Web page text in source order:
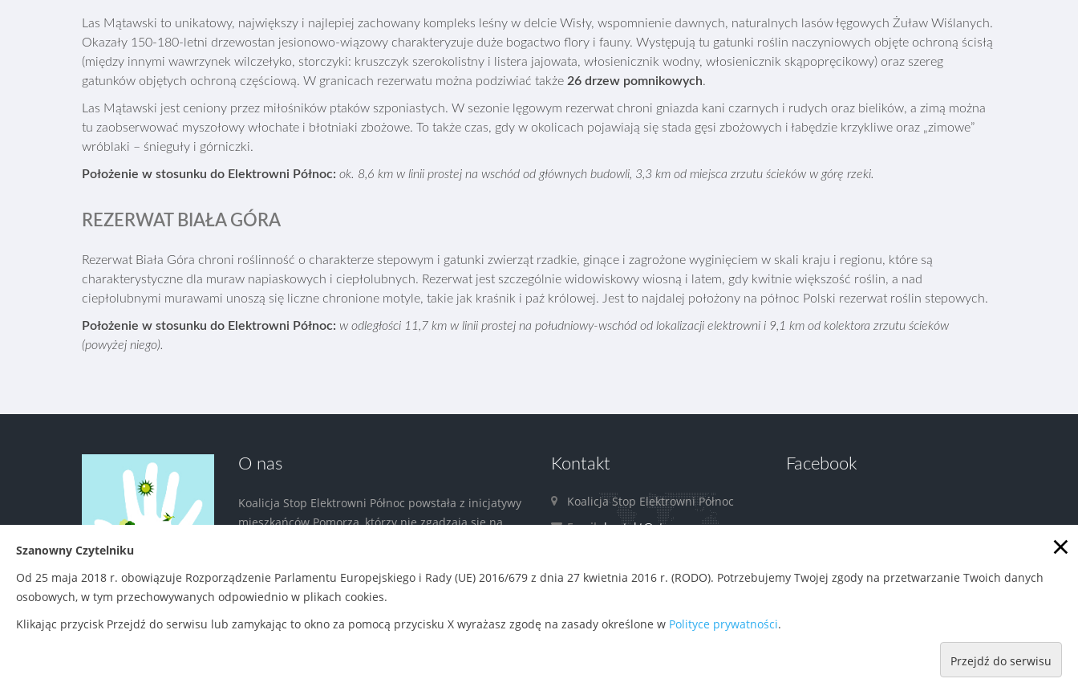
Las Mątawski to unikatowy, największy i najlepiej zachowany kompleks leśny w delcie Wisły, wspomnienie dawnych, naturalnych lasów łęgowych Żuław Wiślanych.
Okazały 150-180-letni drzewostan jesionowo-wiązowy charakteryzuje duże bogactwo flory i fauny. Występują tu gatunki roślin naczyniowych objęte ochroną ścisłą
(między innymi wawrzynek wilczełyko, storczyki: kruszczyk szerokolistny i listera jajowata, włosienicznik wodny, włosienicznik skąpopręcikowy) oraz szereg
gatunków objętych ochroną częściową. W granicach rezerwatu można podziwiać także 26 drzew pomnikowych.
Las Mątawski jest ceniony przez miłośników ptaków szponiastych. W sezonie lęgowym rezerwat chroni gniazda kani czarnych i rudych oraz bielików, a zimą można
tu zaobserwować myszołowy włochate i błotniaki zbożowe. To także czas, gdy w okolicach pojawiają się stada gęsi zbożowych i łabędzie krzykliwe oraz „zimowe”
wróblaki – śnieguły i górniczki.
Położenie w stosunku do Elektrowni Północ: ok. 8,6 km w linii prostej na wschód od głównych budowli, 3,3 km od miejsca zrzutu ścieków w górę rzeki.
REZERWAT BIAŁA GÓRA
Rezerwat Biała Góra chroni roślinność o charakterze stepowym i gatunki zwierząt rzadkie, ginące i zagrożone wyginięciem w skali kraju i regionu, które są
charakterystyczne dla muraw napiaskowych i ciepłolubnych. Rezerwat jest szczególnie widowiskowy wiosną i latem, gdy kwitnie większość roślin, a nad
ciepłolubnymi murawami unoszą się liczne chronione motyle, takie jak kraśnik i paź królowej. Jest to najdalej położony na północ Polski rezerwat roślin stepowych.
Położenie w stosunku do Elektrowni Północ: w odległości 11,7 km w linii prostej na południowy-wschód od lokalizacji elektrowni i 9,1 km od kolektora zrzutu ścieków
(powyżej niego).
O nas
Koalicja Stop Elektrowni Północ powstała z inicjatywy
mieszkańców Pomorza, którzy nie zgadzają się na
w ochronę zdrowia, przyrody i klimatuczytaj więcej »
Kontakt
Koalicja Stop Elektrowni Północ
Email: kontakt@stopep.org
Facebook
×
Szanowny Czytelniku
Od 25 maja 2018 r. obowiązuje Rozporządzenie Parlamentu Europejskiego i Rady (UE) 2016/679 z dnia 27 kwietnia 2016 r. (RODO). Potrzebujemy Twojej zgody na przetwarzanie Twoich danych
osobowych, w tym przechowywanych odpowiednio w plikach cookies.
Klikając przycisk Przejdź do serwisu lub zamykając to okno za pomocą przycisku X wyrażasz zgodę na zasady określone w Polityce prywatności.
Przejdź do serwisu